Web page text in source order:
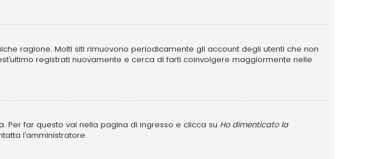
ragione. Molti siti rimuovono periodicamente gli account degli utenti che non
registrati nuovamente e cerca di farti coinvolgere maggiormente nelle
Per far questo vai nella pagina di ingresso e clicca su Ho dimenticato la
l’amministratore.